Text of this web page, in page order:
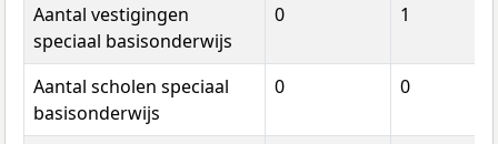
Aantal vestigingen
speciaal basisonderwijs
0 1
Aantal scholen speciaal
basisonderwijs
0 0